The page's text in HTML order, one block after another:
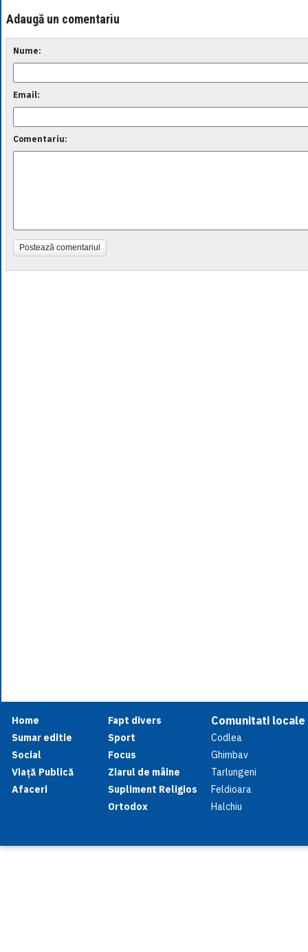
Adaugă un comentariu
Nume:
Email:
Comentariu:
Postează comentariul
Home
Sumar editie
Social
Viață Publică
Afaceri
Fapt divers
Sport
Focus
Ziarul de mâine
Supliment Religios
Ortodox
Comunitati locale
Codlea
Ghimbav
Tarlungeni
Feldioara
Halchiu